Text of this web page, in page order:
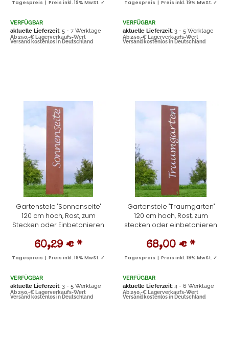
Tagespreis | Preis inkl. 19% MwSt. ✓
VERFÜGBAR
aktuelle Lieferzeit: 5 - 7 Werktage
Ab 250,-€ Lagerverkaufs-Wert
Versand kostenlos in Deutschland
Tagespreis | Preis inkl. 19% MwSt. ✓
VERFÜGBAR
aktuelle Lieferzeit: 3 - 5 Werktage
Ab 250,-€ Lagerverkaufs-Wert
Versand kostenlos in Deutschland
Gartenstele "Sonnenseite"
120 cm hoch, Rost, zum
Stecken oder Einbetonieren
60,29 € *
Tagespreis | Preis inkl. 19% MwSt. ✓
VERFÜGBAR
aktuelle Lieferzeit: 3 - 5 Werktage
Ab 250,-€ Lagerverkaufs-Wert
Versand kostenlos in Deutschland
Gartenstele "Traumgarten"
120 cm hoch, Rost, zum
stecken oder einbetonieren
68,00 € *
Tagespreis | Preis inkl. 19% MwSt. ✓
VERFÜGBAR
aktuelle Lieferzeit: 4 - 6 Werktage
Ab 250,-€ Lagerverkaufs-Wert
Versand kostenlos in Deutschland